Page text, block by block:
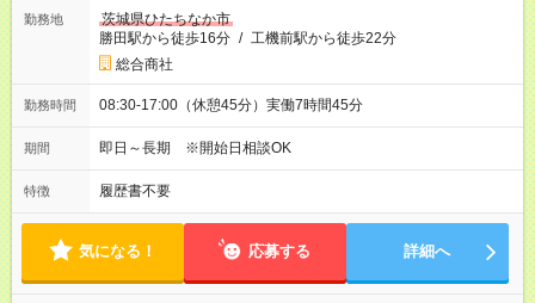
勤務地
茨城県ひたちなか市
勝田駅から徒歩16分 / 工機前駅から徒歩22分
総合商社
勤務時間 08:30-17:00（休憩45分）実働7時間45分
期間 即日～長期 ※開始日相談OK
特徴 履歴書不要
気になる！ 応募する 詳細へ